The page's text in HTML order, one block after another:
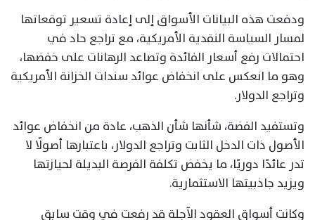
ودفعت هذه البيانات الأسواق إلى إعادة تسعير توقعاتها
لمسار السياسة النقدية الأمريكية، مع تراجع حاد في
احتمالات رفع أسعار الفائدة وتصاعد الرهانات على خفضها،
وهو ما انعكس على انخفاض عوائد سندات الخزانة الأمريكية
وتراجع الدولار.
وتستفيد الفضة، شأنها شأن الذهب، عادة من انخفاض عوائد
الأصول ذات الدخل الثابت وتراجع الدولار، باعتبارها أصولًا لا
تدر عائدًا دوريًا، ما يخفض تكلفة الفرصة البديلة لحيازتها
ويزيد جاذبيتها الاستثمارية.
وكانت أسواق العقود الآجلة قد رفعت في وقت سابق